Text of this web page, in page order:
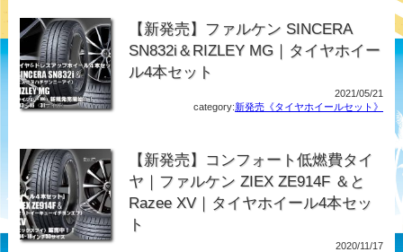
【新発売】ファルケン SINCERA
SN832i＆RIZLEY MG｜タイヤホイー
ル4本セット
2021/05/21
category:新発売《タイヤホイールセット》
【新発売】コンフォート低燃費タイ
ヤ｜ファルケン ZIEX ZE914F ＆と
Razee XV｜タイヤホイール4本セッ
ト
2020/11/17